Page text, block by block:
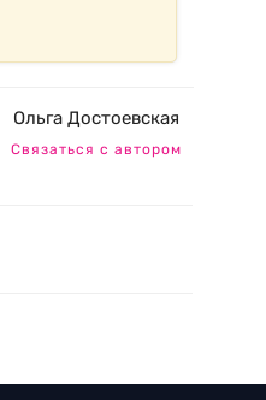
Ольга Достоевская
Связаться с автором